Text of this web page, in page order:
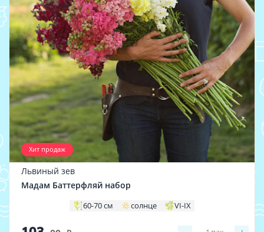
Хит продаж
Львиный зев
Мадам Баттерфляй набор
60-70 см солнце VI-IX